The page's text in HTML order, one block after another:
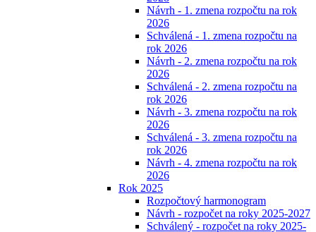
Návrh - 1. zmena rozpočtu na rok
2026
Schválená - 1. zmena rozpočtu na
rok 2026
Návrh - 2. zmena rozpočtu na rok
2026
Schválená - 2. zmena rozpočtu na
rok 2026
Návrh - 3. zmena rozpočtu na rok
2026
Schválená - 3. zmena rozpočtu na
rok 2026
Návrh - 4. zmena rozpočtu na rok
2026
Rok 2025
Rozpočtový harmonogram
Návrh - rozpočet na roky 2025-2027
Schválený - rozpočet na roky 2025-